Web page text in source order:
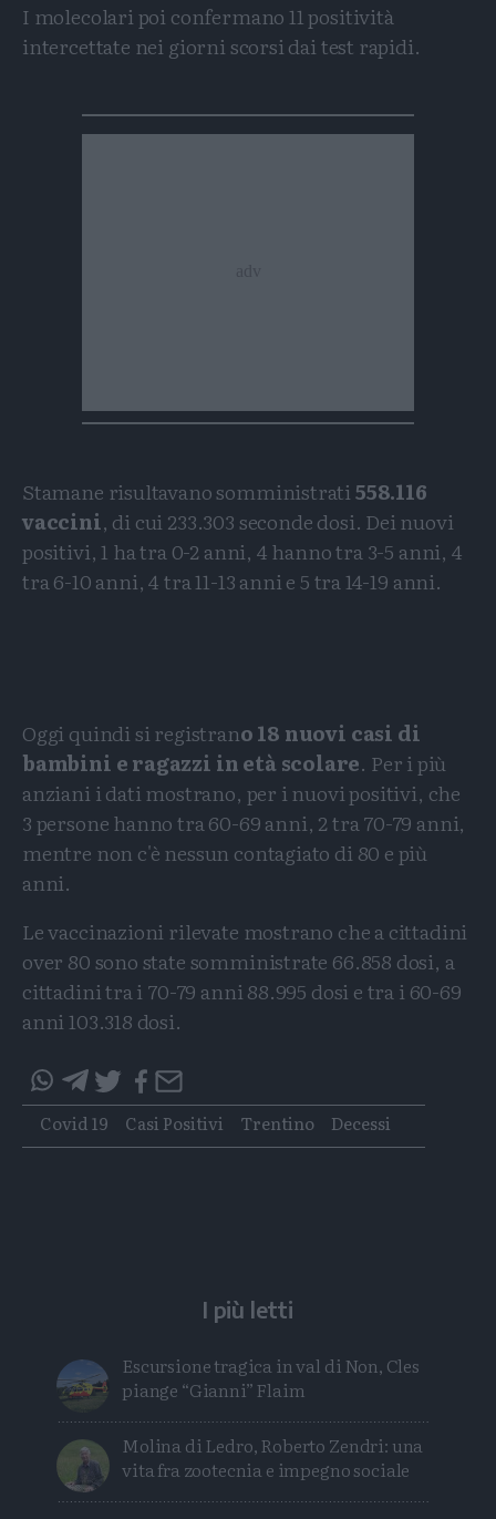
I molecolari poi confermano 11 positività
intercettate nei giorni scorsi dai test rapidi.
Stamane risultavano somministrati558.116
vaccini, di cui 233.303 seconde dosi. Dei nuovi
positivi, 1 ha tra 0-2 anni, 4 hanno tra 3-5 anni, 4
tra 6-10 anni, 4 tra 11-13 anni e 5 tra 14-19 anni.
Oggi quindi si registrano 18 nuovi casi di
bambini e ragazzi in età scolare. Per i più
anziani i dati mostrano, per i nuovi positivi, che
3 persone hanno tra 60-69 anni, 2 tra 70-79 anni,
mentre non c'è nessun contagiato di 80 e più
anni.
Le vaccinazioni rilevate mostrano che a cittadini
over 80 sono state somministrate 66.858 dosi, a
cittadini tra i 70-79 anni 88.995 dosi e tra i 60-69
anni 103.318 dosi.
questo
articolo
su
questo
articolo
su
Tags
Covid 19 Casi Positivi Trentino Decessi
I più letti
Escursione tragica in val di Non, Cles
piange “Gianni” Flaim
Molina di Ledro, Roberto Zendri: una
vita fra zootecnia e impegno sociale